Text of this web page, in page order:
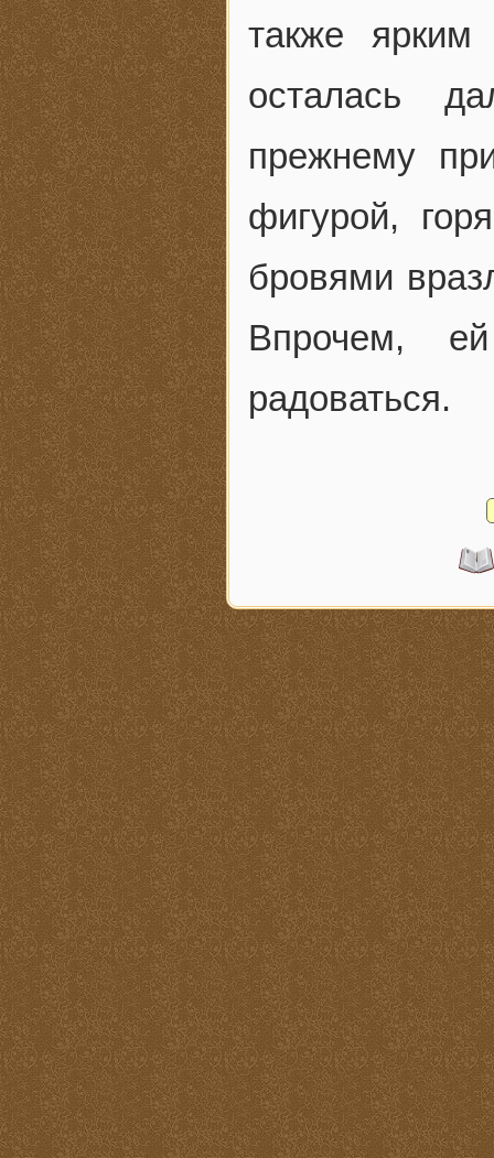
также
осталась
прежнему
фигурой,
бровями
Впрочем,
радоваться.